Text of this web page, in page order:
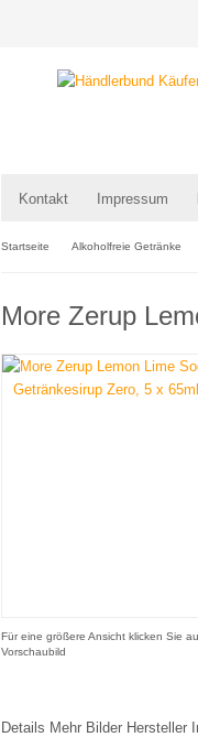
Kontakt Impressum
Startseite Alkoholfreie Getränke
More Zerup
Für eine größere Ansicht klicken Sie
Vorschaubild
Details Mehr Bilder Hersteller